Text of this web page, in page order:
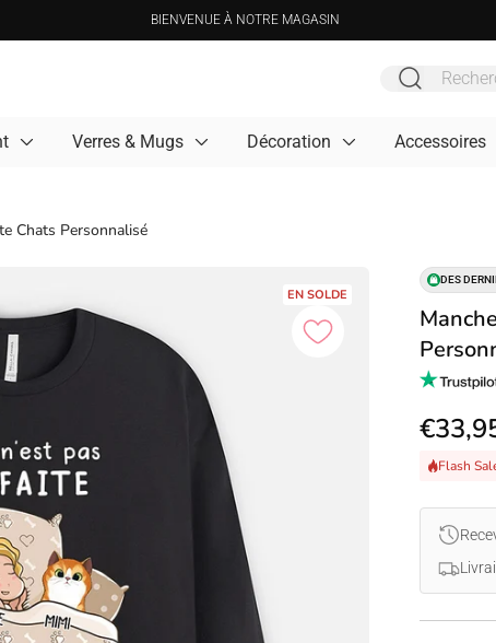
BIENVENUE À NOTRE MAGASIN
Verres & Mugs Décoration Accessoires
Chats Personnalisé
EN SOLDE
DES
Flash